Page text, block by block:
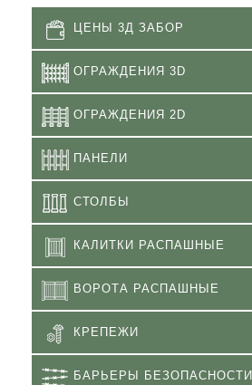
ЦЕНЫ 3Д ЗАБОР
ОГРАЖДЕНИЯ 3D
ОГРАЖДЕНИЯ 2D
ПАНЕЛИ
СТОЛБЫ
КАЛИТКИ РАСПАШНЫЕ
ВОРОТА РАСПАШНЫЕ
КРЕПЕЖИ
БАРЬЕРЫ БЕЗОПАСНОСТИ